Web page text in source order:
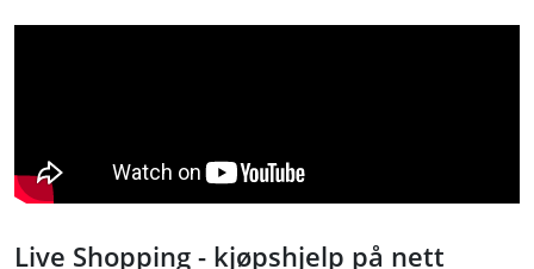
Live Shopping - kjøpshjelp på nett